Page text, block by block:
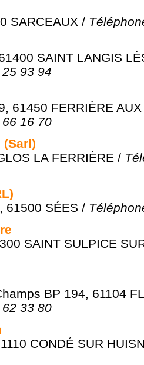
SARCEAUX /
SAINT LANGIS
93 94
61450 FERRIÈRE
16 70
(Sarl)
LA FERRIÈRE /
61500 SÉES /
SAINT SULPICE
BP 194, 61104
33 80
CONDÉ SUR